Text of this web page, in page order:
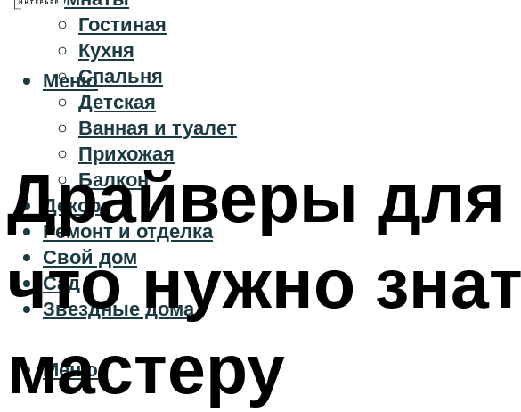
Гостиная
Кухня
Спальня
Детская
Ванная и туалет
Прихожая
Балкон
Декор
Ремонт и отделка
Свой дом
Сад
Звездные дома
Меню
Меню
Драйверы для
что нужно
мастеру